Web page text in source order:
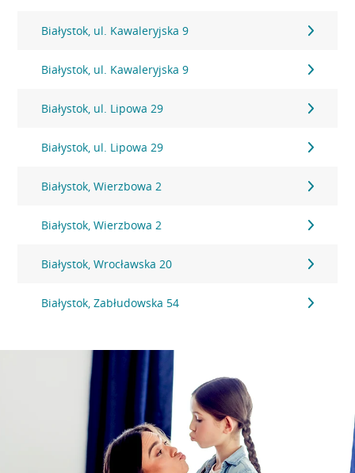
Białystok, ul. Kawaleryjska 9
Białystok, ul. Kawaleryjska 9
Białystok, ul. Lipowa 29
Białystok, ul. Lipowa 29
Białystok, Wierzbowa 2
Białystok, Wierzbowa 2
Białystok, Wrocławska 20
Białystok, Zabłudowska 54